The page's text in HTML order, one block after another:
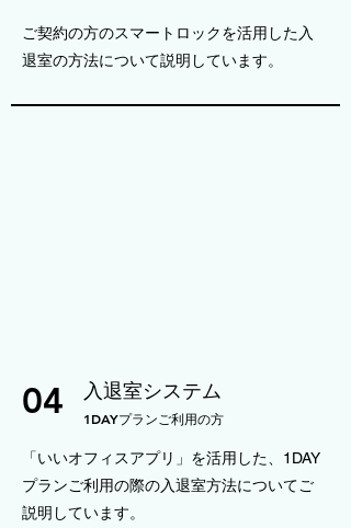
ご契約の方のスマートロックを活用した入
退室の方法について説明しています。
04 入退室システム
​1DAYプランご利用の方
「いいオフィスアプリ」を活用した、 1DAY
プランご利用の際の入退室方法についてご
説明しています。